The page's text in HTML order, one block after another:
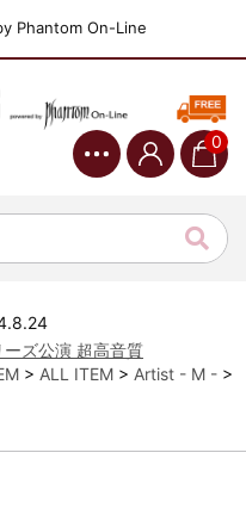
Phantom On-Line
0
ド州 2公演 SBD 完全収録！
ズ公演 超高音質
> ALL ITEM > Artist - M - >